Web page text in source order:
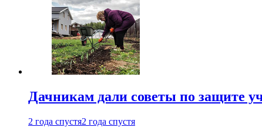
Дачникам дали советы по защите
2 года спустя2 года спустя